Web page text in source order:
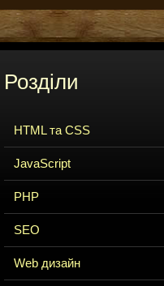
Розділи
HTML та CSS
JavaScript
PHP
SEO
Web дизайн